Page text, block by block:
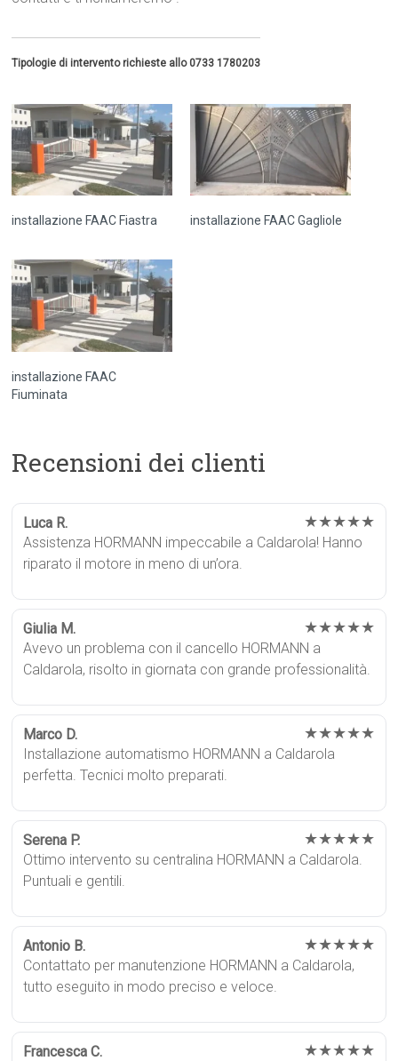
Tipologie di intervento richieste allo 0733 1780203
installazione FAAC Fiastra installazione FAAC Gagliole
installazione FAAC
Fiuminata
Recensioni dei clienti
Luca R. ★★★★★
Assistenza HORMANN impeccabile a Caldarola! Hanno
riparato il motore in meno di un’ora.
Giulia M. ★★★★★
Avevo un problema con il cancello HORMANN a
Caldarola, risolto in giornata con grande professionalità.
Marco D. ★★★★★
Installazione automatismo HORMANN a Caldarola
perfetta. Tecnici molto preparati.
Serena P. ★★★★★
Ottimo intervento su centralina HORMANN a Caldarola.
Puntuali e gentili.
Antonio B. ★★★★★
Contattato per manutenzione HORMANN a Caldarola,
tutto eseguito in modo preciso e veloce.
Francesca C. ★★★★★